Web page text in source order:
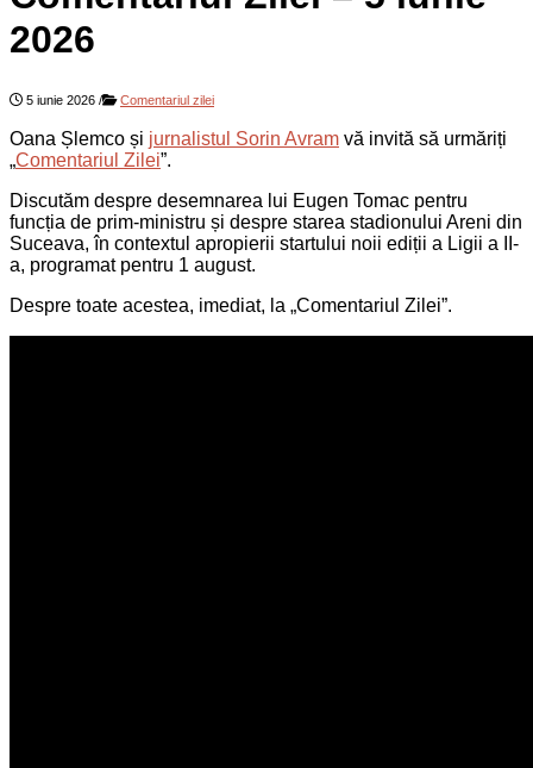
2026
5 iunie 2026 / Comentariul zilei
Oana Șlemco și jurnalistul Sorin Avram vă invită să urmăriți
„Comentariul Zilei”.
Discutăm despre desemnarea lui Eugen Tomac pentru
funcția de prim-ministru și despre starea stadionului Areni din
Suceava, în contextul apropierii startului noii ediții a Ligii a II-
a, programat pentru 1 august.
Despre toate acestea, imediat, la „Comentariul Zilei”.